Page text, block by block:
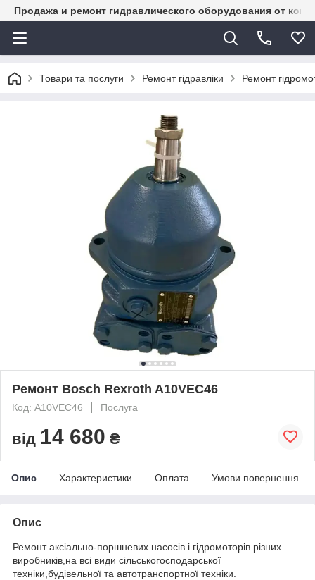
Продажа и ремонт гидравлического оборудования от
Товари та послуги Ремонт гідравліки Ремонт
Ремонт Bosch Rexroth A10VEC46
Код: A10VEC46 Послуга
від 14 680 ₴
Опис Характеристики Оплата Умови повернення
Опис
Ремонт аксіально-поршневих насосів і гідромоторів різних
виробників,на всі види сільськогосподарської
техніки,будівельної та автотранспортної техніки.